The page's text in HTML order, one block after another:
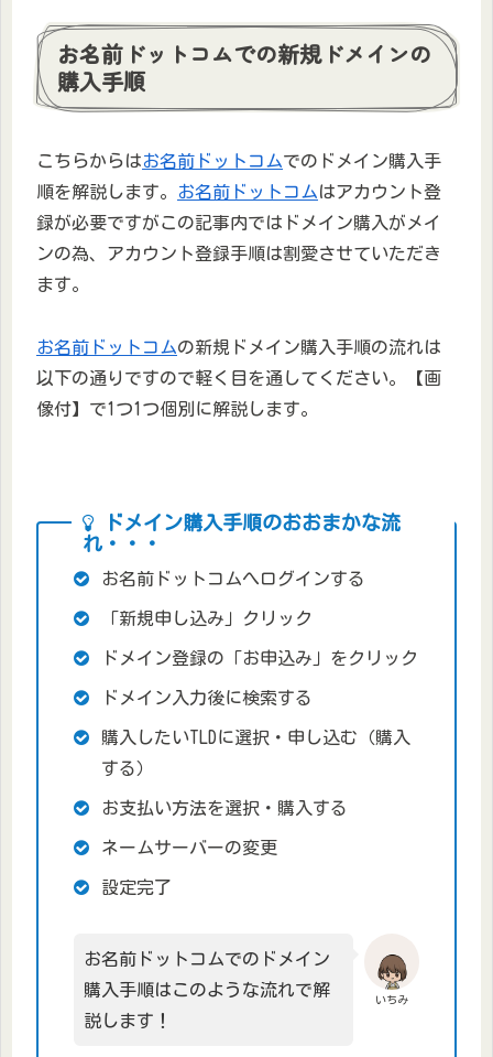
お名前ドットコムでの新規ドメインの
購入手順
こちらからはお名前ドットコムでのドメイン購入手
順を解説します。
お名前ドットコムはアカウント登
録が必要ですがこの記事内ではドメイン購入がメイ
ンの為、アカウント登録手順は割愛させていただき
ます。
お名前ドットコムの新規ドメイン購入手順の流れは
以下の通りですので軽く目を通してください。【画
像付】で1つ1つ個別に解説します。
ドメイン購入手順のおおまかな流
れ・・・
お名前ドットコムへログインする
「新規申し込み」クリック
ドメイン登録の「お申込み」をクリック
ドメイン入力後に検索する
購入したいTLDに選択・申し込む（購入
する）
お支払い方法を選択・購入する
ネームサーバーの変更
設定完了
いちみ
お名前ドットコムでのドメイン
購入手順はこのような流れで解
説します！